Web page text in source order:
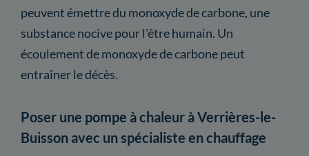
peuvent émettre du monoxyde de carbone, une
substance nocive pour l'être humain. Un
écoulement de monoxyde de carbone peut
entraîner le décès.
Poser une pompe à chaleur à Verrières-le-
Buisson avec un spécialiste en chauffage